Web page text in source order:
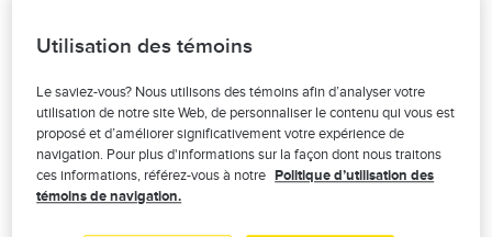
Parce qu’il vaut mieux « prévenir que guérir »,
prendre toutes les précautions nécessaires lors du
remorquage de votre bateau est essentiel pour éviter
le pire. Voici quelques conseils pourremorquer un
véhicule en toute sécurité:
Utilisation des témoins
Le saviez-vous? Nous utilisons des témoins afin d’analyser votre
utilisation de notre site Web, de personnaliser le contenu qui vous est
proposé et d’améliorer significativement votre expérience de
navigation. Pour plus d'informations sur la façon dont nous traitons
ces informations, référez-vous à notre Politique d’utilisation des
témoins de navigation.